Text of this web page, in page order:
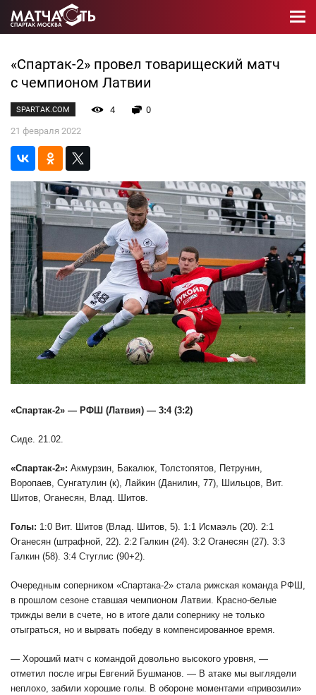
«Спартак-2» провел товарищеский матч
с чемпионом Латвии
SPARTAK.COM 4
0
21 февраля 2022
«Спартак-2» — РФШ (Латвия) — 3:4 (3:2)
Сиде. 21.02.
«Спартак-2»: Акмурзин, Бакалюк, Толстопятов, Петрунин,
Воропаев, Сунгатулин (к), Лайкин (Данилин, 77), Шильцов, Вит.
Шитов, Оганесян, Влад. Шитов.
Голы: 1:0 Вит. Шитов (Влад. Шитов, 5). 1:1 Исмаэль (20). 2:1
Оганесян (штрафной, 22). 2:2 Галкин (24). 3:2 Оганесян (27). 3:3
Галкин (58). 3:4 Стуглис (90+2).
Очередным соперником «Спартака-2» стала рижская команда РФШ,
в прошлом сезоне ставшая чемпионом Латвии. Красно-белые
трижды вели в счете, но в итоге дали сопернику не только
отыграться, но и вырвать победу в компенсированное время.
— Хороший матч с командой довольно высокого уровня, —
отметил после игры Евгений Бушманов. — В атаке мы выглядели
неплохо, забили хорошие голы. В обороне моментами «привозили»